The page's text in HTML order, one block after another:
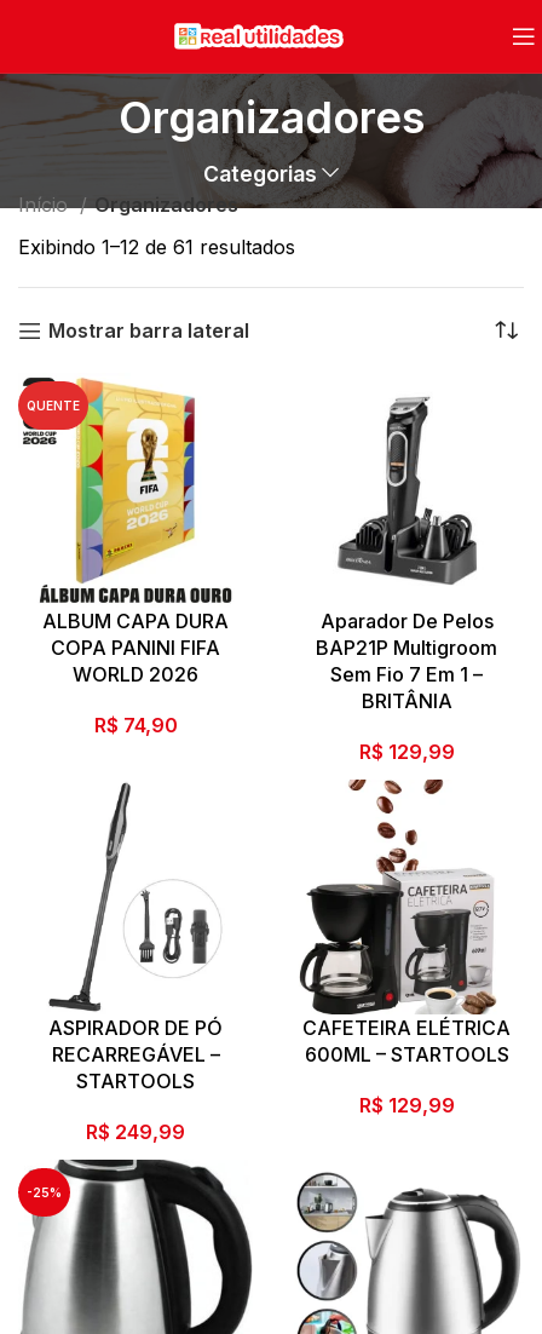
Organizadores
Categorias
Início
Organizadores
Exibindo 1–12 de 61 resultados
Mostrar barra lateral
QUENTE
ALBUM CAPA DURA
COPA PANINI FIFA
WORLD 2026
R$ 74,90
Aparador De Pelos
BAP21P Multigroom
Sem Fio 7 Em 1 –
BRITÂNIA
R$ 129,99
ASPIRADOR DE PÓ
RECARREGÁVEL –
STARTOOLS
R$ 249,99
CAFETEIRA ELÉTRICA
600ML – STARTOOLS
R$ 129,99
-25%